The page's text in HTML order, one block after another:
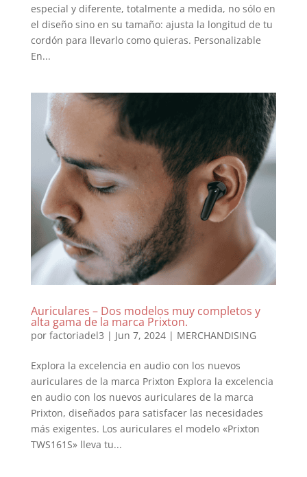
especial y diferente, totalmente a medida, no sólo en
el diseño sino en su tamaño: ajusta la longitud de tu
cordón para llevarlo como quieras. Personalizable
En...
Auriculares – Dos modelos muy completos y
alta gama de la marca Prixton.
por factoriadel3 | Jun 7, 2024| MERCHANDISING
Explora la excelencia en audio con los nuevos
auriculares de la marca Prixton Explora la excelencia
en audio con los nuevos auriculares de la marca
Prixton, diseñados para satisfacer las necesidades
más exigentes. Los auriculares el modelo «Prixton
TWS161S» lleva tu...